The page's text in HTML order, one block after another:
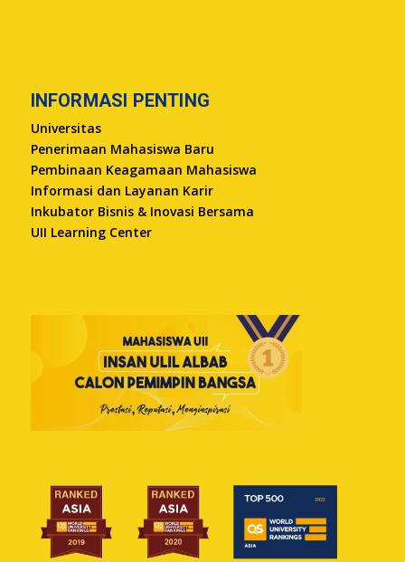
INFORMASI PENTING
Universitas
Penerimaan Mahasiswa Baru
Pembinaan Keagamaan Mahasiswa
Informasi dan Layanan Karir
Inkubator Bisnis & Inovasi Bersama
UII Learning Center